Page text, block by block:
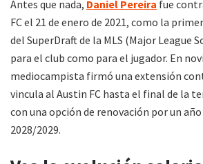
Antes que nada, Daniel Pereira fue
FC el 21 de enero de 2021, como la
del SuperDraft de la MLS (Major League
para el club como para el jugador. En
mediocampista firmó una extensión
vincula al Austin FC hasta el final de la
con una opción de renovación por un
2028/2029.